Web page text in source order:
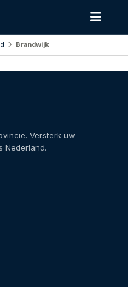
Brandwijk
Versterk uw
Nederland.